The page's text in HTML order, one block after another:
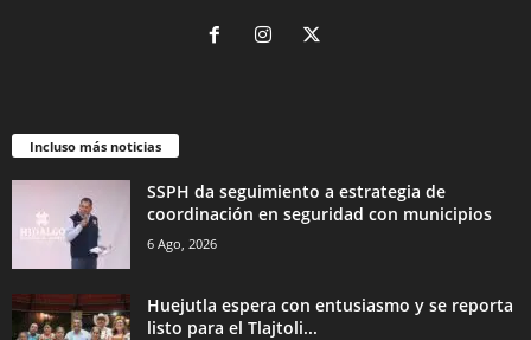
Incluso más noticias
SSPH da seguimiento a estrategia de
coordinación en seguridad con municipios
6 Ago, 2026
Huejutla espera con entusiasmo y se reporta
listo para el Tlajtoli...